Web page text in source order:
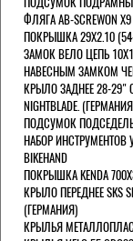
ФЛЯГА AB-SCREWON
ПОКРЫШКА 29X2.10 (54-
ЗАМОК ВЕЛО ЦЕПЬ
НАВЕСНЫМ ЗАМКОМ
КРЫЛО ЗАДНЕЕ 28-29"
NIGHTBLADE.
ПОДСУМОК
НАБОР ИНСТРУМЕНТОВ
BIKEHAND
ПОКРЫШКА KENDA
КРЫЛО ПЕРЕДНЕЕ SKS
(ГЕРМАНИЯ)
КРЫЛЬЯ